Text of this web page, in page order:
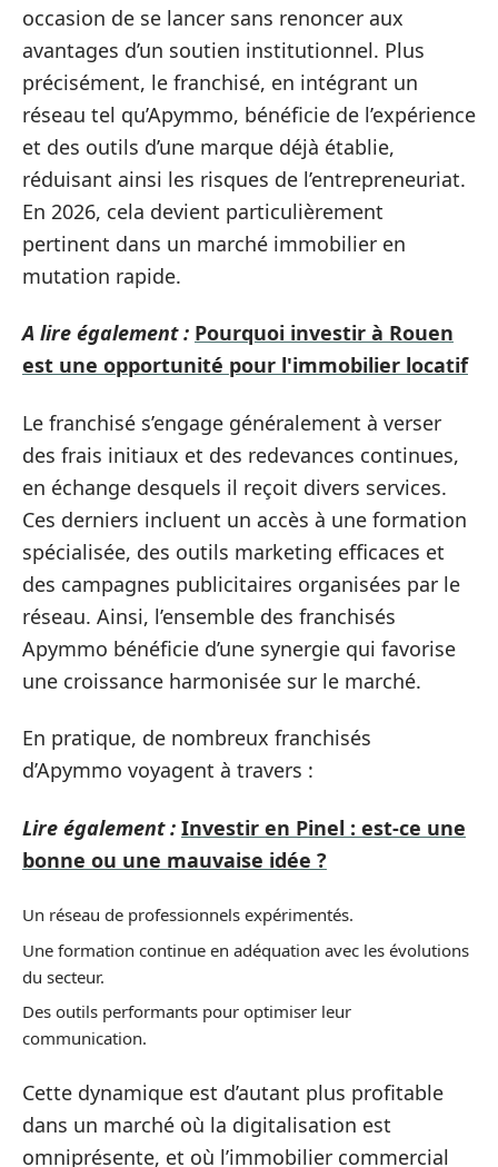
occasion de se lancer sans renoncer aux
avantages d’un soutien institutionnel. Plus
précisément, le franchisé, en intégrant un
réseau tel qu’Apymmo, bénéficie de l’expérience
et des outils d’une marque déjà établie,
réduisant ainsi les risques de l’entrepreneuriat.
En 2026, cela devient particulièrement
pertinent dans un marché immobilier en
mutation rapide.
A lire également : Pourquoi investir à Rouen
est une opportunité pour l'immobilier locatif
Le franchisé s’engage généralement à verser
des frais initiaux et des redevances continues,
en échange desquels il reçoit divers services.
Ces derniers incluent un accès à une formation
spécialisée, des outils marketing efficaces et
des campagnes publicitaires organisées par le
réseau. Ainsi, l’ensemble des franchisés
Apymmo bénéficie d’une synergie qui favorise
une croissance harmonisée sur le marché.
En pratique, de nombreux franchisés
d’Apymmo voyagent à travers :
Lire également : Investir en Pinel : est-ce une
bonne ou une mauvaise idée ?
Un réseau de professionnels expérimentés.
Une formation continue en adéquation avec les évolutions
du secteur.
Des outils performants pour optimiser leur
communication.
Cette dynamique est d’autant plus profitable
dans un marché où la digitalisation est
omniprésente, et où l’immobilier commercial